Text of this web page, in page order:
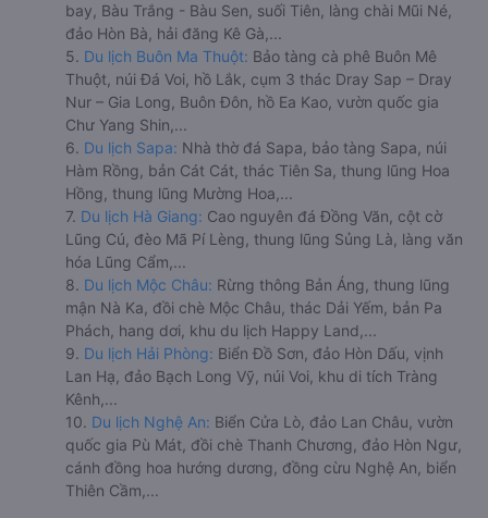
bay, Bàu Trắng - Bàu Sen, suối Tiên, làng chài Mũi Né,
đảo Hòn Bà, hải đăng Kê Gà,...
5. Du lịch Buôn Ma Thuột: Bảo tàng cà phê Buôn Mê
Thuột, núi Đá Voi, hồ Lắk, cụm 3 thác Dray Sap – Dray
Nur – Gia Long, Buôn Đôn, hồ Ea Kao, vườn quốc gia
Chư Yang Shin,...
6. Du lịch Sapa: Nhà thờ đá Sapa, bảo tàng Sapa, núi
Hàm Rồng, bản Cát Cát, thác Tiên Sa, thung lũng Hoa
Hồng, thung lũng Mường Hoa,...
7. Du lịch Hà Giang: Cao nguyên đá Đồng Văn, cột cờ
Lũng Cú, đèo Mã Pí Lèng, thung lũng Sủng Là, làng văn
hóa Lũng Cẩm,...
8. Du lịch Mộc Châu: Rừng thông Bản Áng, thung lũng
mận Nà Ka, đồi chè Mộc Châu, thác Dải Yếm, bản Pa
Phách, hang dơi, khu du lịch Happy Land,...
9. Du lịch Hải Phòng: Biển Đồ Sơn, đảo Hòn Dấu, vịnh
Lan Hạ, đảo Bạch Long Vỹ, núi Voi, khu di tích Tràng
Kênh,...
10. Du lịch Nghệ An: Biển Cửa Lò, đảo Lan Châu, vườn
quốc gia Pù Mát, đồi chè Thanh Chương, đảo Hòn Ngư,
cánh đồng hoa hướng dương, đồng cừu Nghệ An, biển
Thiên Cầm,...